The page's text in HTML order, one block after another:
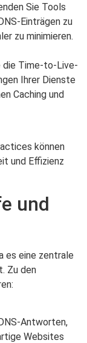
Sie Tools
Einträgen zu
zu minimieren.
die Time-to-Live-
Ihrer Dienste
Caching und
können
und Effizienz
und
es eine zentrale
Zu den
Antworten,
Websites